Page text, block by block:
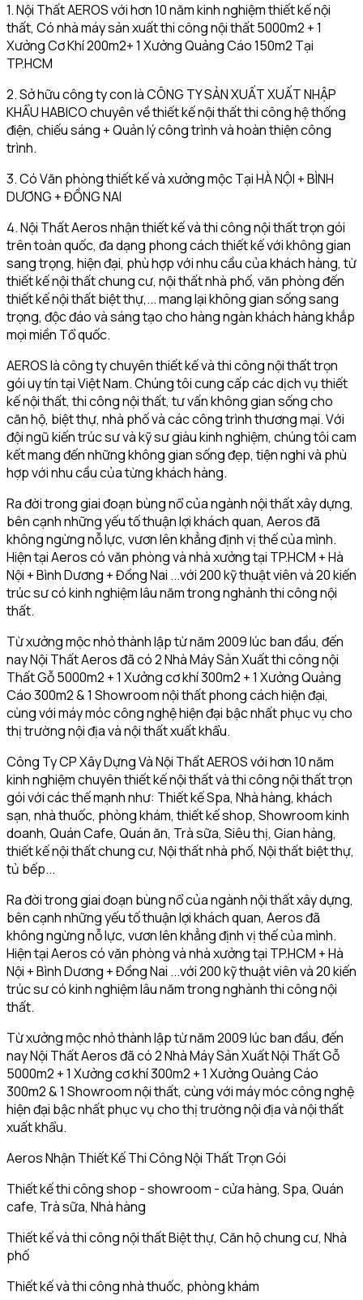
1. Nội Thất AEROS với hơn 10 năm kinh nghiệm thiết kế nội
thất, Có nhà máy sản xuất thi công nội thất 5000m2 + 1
Xưởng Cơ Khí 200m2+ 1 Xưởng Quảng Cáo 150m2 Tại
TP.HCM
2. Sở hữu công ty con là CÔNG TY SẢN XUẤT XUẤT NHẬP
KHẨU HABICO chuyên về thiết kế nội thất thi công hệ thống
điện, chiếu sáng + Quản lý công trình và hoàn thiện công
trình.
3. Có Văn phòng thiết kế và xưởng mộc Tại HÀ NỘI + BÌNH
DƯƠNG + ĐỒNG NAI
4. Nội Thất Aeros nhận thiết kế và thi công nội thất trọn gói
trên toàn quốc, đa dạng phong cách thiết kế với không gian
sang trọng, hiện đại, phù hợp với nhu cầu của khách hàng, từ
thiết kế nội thất chung cư, nội thất nhà phố, văn phòng đến
thiết kế nội thất biệt thự,... mang lại không gian sống sang
trọng, độc đáo và sáng tạo cho hàng ngàn khách hàng khắp
mọi miền Tổ quốc.
AEROS là công ty chuyên thiết kế và thi công nội thất trọn
gói uy tín tại Việt Nam. Chúng tôi cung cấp các dịch vụ thiết
kế nội thất, thi công nội thất, tư vấn không gian sống cho
căn hộ, biệt thự, nhà phố và các công trình thương mại. Với
đội ngũ kiến trúc sư và kỹ sư giàu kinh nghiệm, chúng tôi cam
kết mang đến những không gian sống đẹp, tiện nghi và phù
hợp với nhu cầu của từng khách hàng.
Ra đời trong giai đoạn bùng nổ của ngành nội thất xây dựng,
bên cạnh những yếu tố thuận lợi khách quan, Aeros đã
không ngừng nỗ lực, vươn lên khẳng định vị thế của mình.
Hiện tại Aeros có văn phòng và nhà xưởng tại TP.HCM + Hà
Nội + Bình Dương + Đồng Nai ...với 200 kỹ thuật viên và 20 kiến
trúc sư có kinh nghiệm lâu năm trong nghành thi công nội
thất.
Từ xưởng mộc nhỏ thành lập từ năm 2009 lúc ban đầu, đến
nay Nội Thất Aeros đã có 2 Nhà Máy Sản Xuất thi công nội
Thất Gỗ 5000m2 + 1 Xưởng cơ khí 300m2 + 1 Xưởng Quảng
Cáo 300m2 & 1 Showroom nội thất phong cách hiện đại,
cùng với máy móc công nghệ hiện đại bậc nhất phục vụ cho
thị trường nội địa và nội thất xuất khẩu.
Công Ty CP Xây Dựng Và Nội Thất AEROS với hơn 10 năm
kinh nghiệm chuyên thiết kế nội thất và thi công nội thất trọn
gói với các thế mạnh như: Thiết kế Spa, Nhà hàng, khách
sạn, nhà thuốc, phòng khám, thiết kế shop, Showroom kinh
doanh, Quán Cafe, Quán ăn, Trà sữa, Siêu thị, Gian hàng,
thiết kế nội thất chung cư, Nội thất nhà phố, Nội thất biệt thự,
tủ bếp...
Ra đời trong giai đoạn bùng nổ của ngành nội thất xây dựng,
bên cạnh những yếu tố thuận lợi khách quan, Aeros đã
không ngừng nỗ lực, vươn lên khẳng định vị thế của mình.
Hiện tại Aeros có văn phòng và nhà xưởng tại TP.HCM + Hà
Nội + Bình Dương + Đồng Nai ...với 200 kỹ thuật viên và 20 kiến
trúc sư có kinh nghiệm lâu năm trong nghành thi công nội
thất.
Từ xưởng mộc nhỏ thành lập từ năm 2009 lúc ban đầu, đến
nay Nội Thất Aeros đã có 2 Nhà Máy Sản Xuất Nội Thất Gỗ
5000m2 + 1 Xưởng cơ khí 300m2 + 1 Xưởng Quảng Cáo
300m2 & 1 Showroom nội thất, cùng với máy móc công nghệ
hiện đại bậc nhất phục vụ cho thị trường nội địa và nội thất
xuất khẩu.
Aeros Nhận Thiết Kế Thi Công Nội Thất Trọn Gói
Thiết kế thi công shop - showroom - cửa hàng, Spa, Quán
cafe, Trà sữa, Nhà hàng
Thiết kế và thi công nội thất Biệt thự, Căn hộ chung cư, Nhà
phố
Thiết kế và thi công nhà thuốc, phòng khám